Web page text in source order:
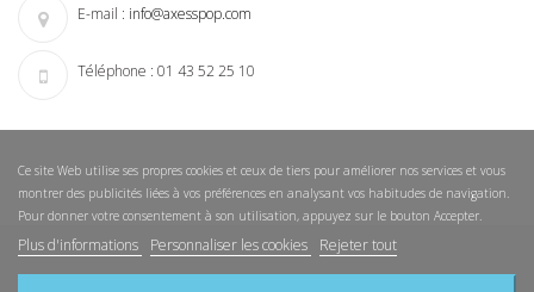
E-mail : info@axesspop.com
Téléphone : 01 43 52 25 10
Ce site Web utilise ses propres cookies et ceux de tiers pour améliorer nos services et vous
montrer des publicités liées à vos préférences en analysant vos habitudes de navigation.
Pour donner votre consentement à son utilisation, appuyez sur le bouton Accepter.
Plus d'informations Personnaliser les cookies Rejeter tout